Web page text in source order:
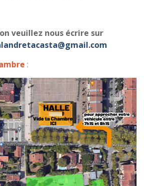
veuillez nous écrire sur
: